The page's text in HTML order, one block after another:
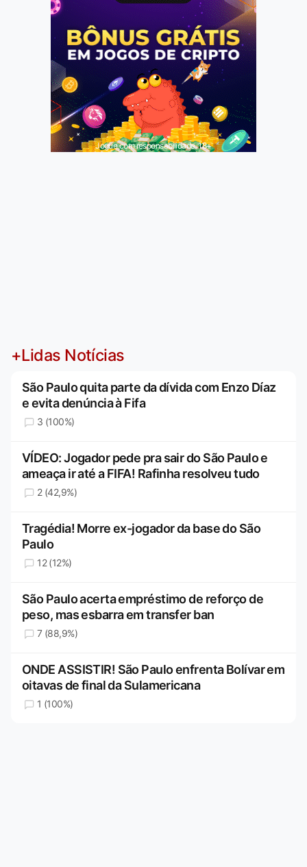
Jogue com responsabilidade. 18+
+Lidas Notícias
São Paulo quita parte da dívida com Enzo Díaz
e evita denúncia à Fifa
3 (100%)
VÍDEO: Jogador pede pra sair do São Paulo e
ameaça ir até a FIFA! Rafinha resolveu tudo
2 (42,9%)
Tragédia! Morre ex-jogador da base do São
Paulo
12 (12%)
São Paulo acerta empréstimo de reforço de
peso, mas esbarra em transfer ban
7 (88,9%)
ONDE ASSISTIR! São Paulo enfrenta Bolívar em
oitavas de final da Sulamericana
1 (100%)